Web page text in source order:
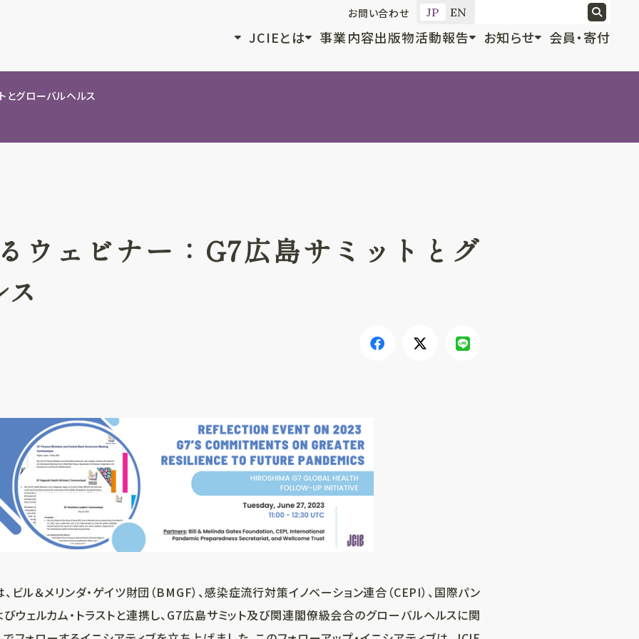
お問い合わせ JP EN
JCIEとは 事業内容出版物活動報告 お知らせ 会員・寄付
とグローバルヘルス
ウェビナー：G7広島サミットとグ
ビル＆メリンダ・ゲイツ財団（BMGF）、感染症流行対策イノベーション連合（CEPI）、国際パン
ウェルカム・トラストと連携し、G7広島サミット及び関連閣僚級会合のグローバルヘルスに関